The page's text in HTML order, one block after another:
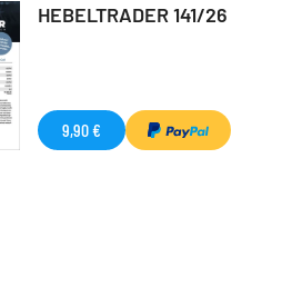
HEBELTRADER 141/26
9,90 €